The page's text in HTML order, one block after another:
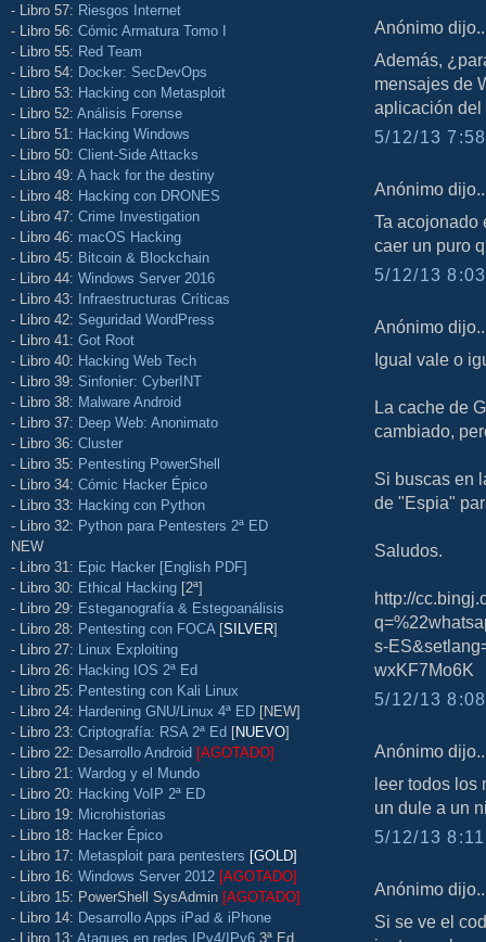
- Libro 57: Riesgos Internet
- Libro 56: Cómic Armatura Tomo I
- Libro 55: Red Team
- Libro 54: Docker: SecDevOps
- Libro 53: Hacking con Metasploit
- Libro 52: Análisis Forense
- Libro 51: Hacking Windows
- Libro 50: Client-Side Attacks
- Libro 49: A hack for the destiny
- Libro 48: Hacking con DRONES
- Libro 47: Crime Investigation
- Libro 46: macOS Hacking
- Libro 45: Bitcoin & Blockchain
- Libro 44: Windows Server 2016
- Libro 43: Infraestructuras Críticas
- Libro 42: Seguridad WordPress
- Libro 41: Got Root
- Libro 40: Hacking Web Tech
- Libro 39: Sinfonier: CyberINT
- Libro 38: Malware Android
- Libro 37: Deep Web: Anonimato
- Libro 36: Cluster
- Libro 35: Pentesting PowerShell
- Libro 34: Cómic Hacker Épico
- Libro 33: Hacking con Python
- Libro 32: Python para Pentesters 2ª ED
NEW
- Libro 31: Epic Hacker [English PDF]
- Libro 30: Ethical Hacking [2ª]
- Libro 29: Esteganografía & Estegoanálisis
- Libro 28: Pentesting con FOCA [SILVER]
- Libro 27: Linux Exploiting
- Libro 26: Hacking IOS 2ª Ed
- Libro 25: Pentesting con Kali Linux
- Libro 24: Hardening GNU/Linux 4ª ED [NEW]
- Libro 23: Criptografía: RSA 2ª Ed [NUEVO]
- Libro 22: Desarrollo Android [AGOTADO]
- Libro 21: Wardog y el Mundo
- Libro 20: Hacking VoIP 2ª ED
- Libro 19: Microhistorias
- Libro 18: Hacker Épico
- Libro 17: Metasploit para pentesters [GOLD]
- Libro 16: Windows Server 2012 [AGOTADO]
- Libro 15: PowerShell SysAdmin [AGOTADO]
- Libro 14: Desarrollo Apps iPad & iPhone
- Libro 13: Ataques en redes IPv4/IPv6 3ª Ed
Anónimo
Además,
mensajes de
aplicación del
5/12/13
Anónimo
Ta acojonado
caer un puro
5/12/13
Anónimo
Igual vale o
La cache de
cambiado,
Si buscas en
de "Espia"
Saludos.
http://
s-
wxKF7Mo6K
5/12/13
Anónimo
leer todos los
un dule a un
5/12/13
Anónimo
Si se ve el